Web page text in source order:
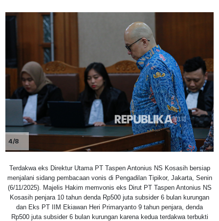
4/8
Terdakwa eks Direktur Utama PT Taspen Antonius NS Kosasih bersiap
menjalani sidang pembacaan vonis di Pengadilan Tipikor, Jakarta, Senin
(6/11/2025). Majelis Hakim memvonis eks Dirut PT Taspen Antonius NS
Kosasih penjara 10 tahun denda Rp500 juta subsider 6 bulan kurungan
dan Eks PT IIM Ekiawan Heri Primaryanto 9 tahun penjara, denda
Rp500 juta subsider 6 bulan kurungan karena kedua terdakwa terbukti